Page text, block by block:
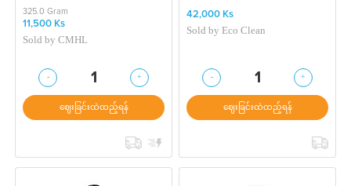
325.0 Gram
11,500 Ks
Sold byCMHL
- 1
+
ဈေးခြင်းထဲထည့်ရန်
42,000 Ks
Sold byEco Clean
- 1
+
ဈေးခြင်းထဲထည့်ရန်